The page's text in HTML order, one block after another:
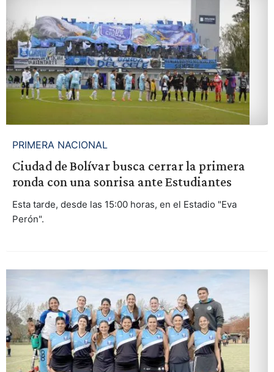
PRIMERA NACIONAL
Ciudad de Bolívar busca cerrar la primera
ronda con una sonrisa ante Estudiantes
Esta tarde, desde las 15:00 horas, en el Estadio "Eva
Perón".